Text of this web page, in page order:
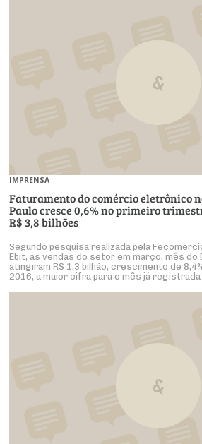
IMPRENSA
Faturamento do comércio eletrônico
Paulo cresce 0,6% no primeiro
R$ 3,8 bilhões
Segundo pesquisa realizada pela
Ebit, as vendas do setor em março, mês do
atingiram R$ 1,3 bilhão, crescimento de
2016, a maior cifra para o mês já